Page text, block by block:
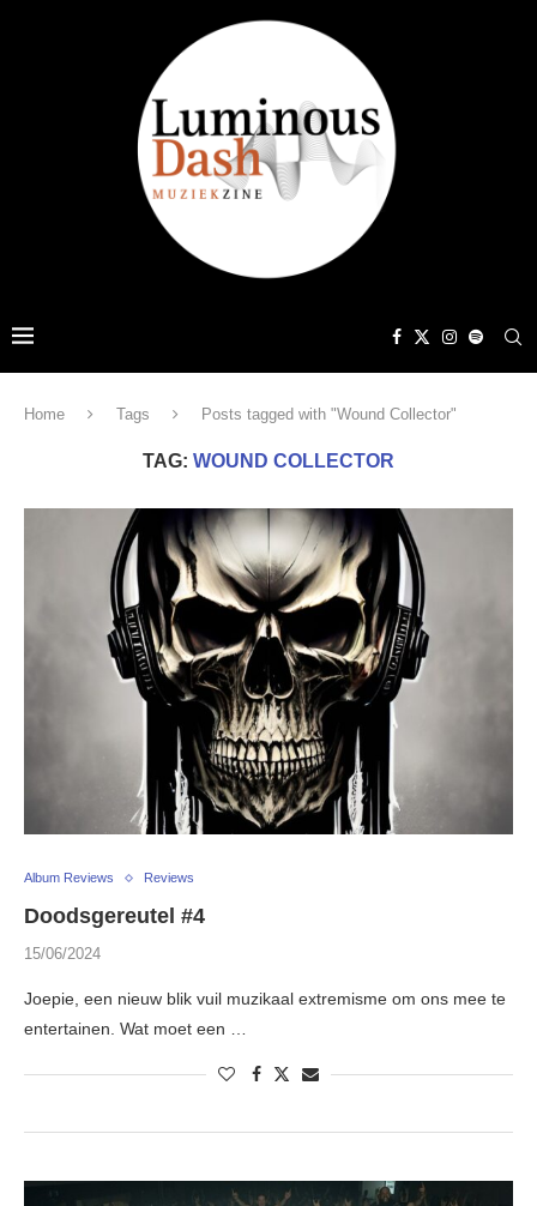
Home Tags Posts tagged with "Wound Collector"
TAG: WOUND COLLECTOR
Album Reviews Reviews
Doodsgereutel #4
15/06/2024
Joepie, een nieuw blik vuil muzikaal extremisme om ons mee te
entertainen. Wat moet een …